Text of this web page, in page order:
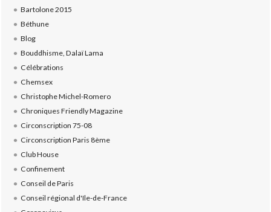
Bartolone 2015
Béthune
Blog
Bouddhisme, Dalaï Lama
Célébrations
Chemsex
Christophe Michel-Romero
Chroniques Friendly Magazine
Circonscription 75-08
Circonscription Paris 8ème
Club House
Confinement
Conseil de Paris
Conseil régional d'Ile-de-France